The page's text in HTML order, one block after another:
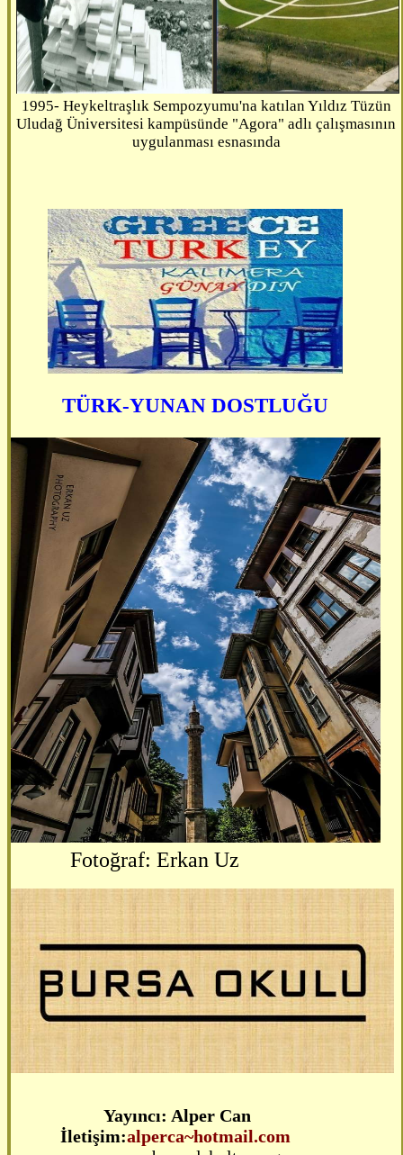
1995- Heykeltraşlık Sempozyumu'na katılan Yıldız Tüzün
Uludağ Üniversitesi kampüsünde "Agora" adlı çalışmasının
uygulanması esnasında
TÜRK-YUNAN DOSTLUĞU
Fotoğraf: Erkan Uz
Yayıncı: Alper Can
İletişim:alperca~hotmail.com